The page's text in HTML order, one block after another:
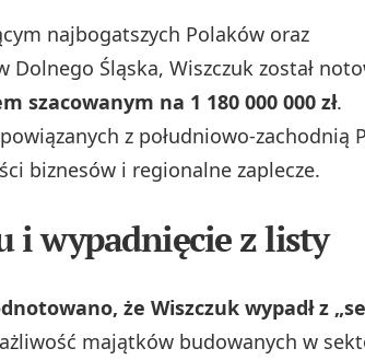
najbogatszych Polaków oraz
Dolnego Śląska, Wiszczuk został
szacowanym na 1 180 000 000 zł.
z południowo-zachodnią
biznesów i regionalne zaplecze.
i wypadnięcie z listy
że Wiszczuk wypadł z
majątków budowanych w